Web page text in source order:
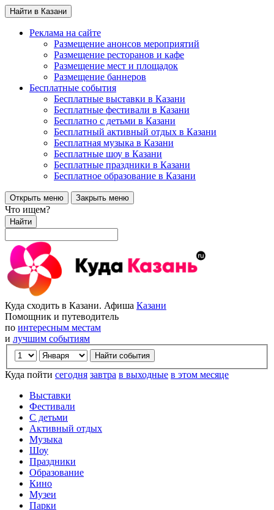
Найти в Казани
Реклама на сайте
Размещение анонсов мероприятий
Размещение ресторанов и кафе
Размещение мест и площадок
Размещение баннеров
Бесплатные события
Бесплатные выставки в Казани
Бесплатные фестивали в Казани
Бесплатно с детьми в Казани
Бесплатный активный отдых в Казани
Бесплатная музыка в Казани
Бесплатные шоу в Казани
Бесплатные праздники в Казани
Бесплатное образование в Казани
Открыть меню Закрыть меню
Что ищем?
Найти
Куда сходить в Казани. Афиша Казани
Помощник и путеводитель
по интересным местам
и лучшим событиям
Куда пойти сегодня завтра в выходные в этом месяце
Выставки
Фестивали
С детьми
Активный отдых
Музыка
Шоу
Праздники
Образование
Кино
Музеи
Парки